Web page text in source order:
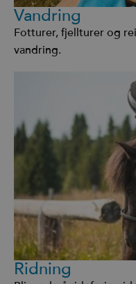
Vandring
Fotturer, fjellturer og
vandring.
Ridning